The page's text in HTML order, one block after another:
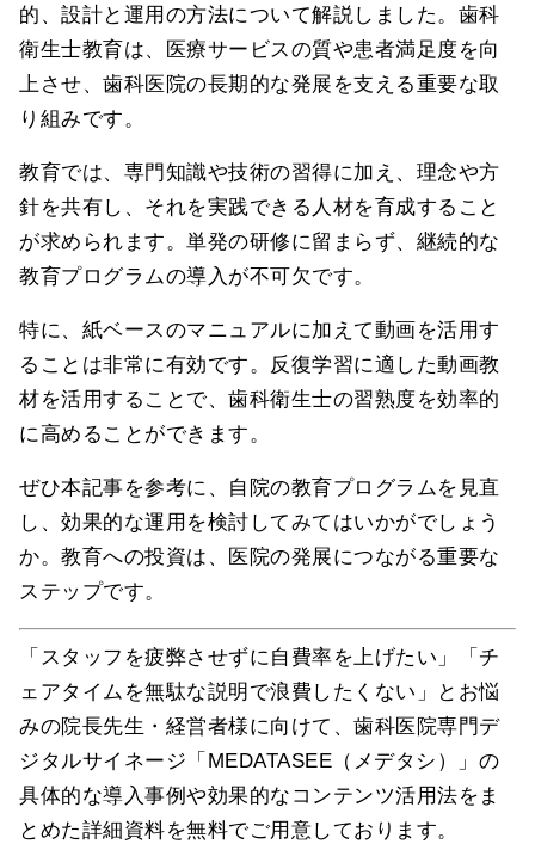
的、設計と運用の方法について解説しました。歯科
衛生士教育は、医療サービスの質や患者満足度を向
上させ、歯科医院の長期的な発展を支える重要な取
り組みです。
教育では、専門知識や技術の習得に加え、理念や方
針を共有し、それを実践できる人材を育成すること
が求められます。単発の研修に留まらず、継続的な
教育プログラムの導入が不可欠です。
特に、紙ベースのマニュアルに加えて動画を活用す
ることは非常に有効です。反復学習に適した動画教
材を活用することで、歯科衛生士の習熟度を効率的
に高めることができます。
ぜひ本記事を参考に、自院の教育プログラムを見直
し、効果的な運用を検討してみてはいかがでしょう
か。教育への投資は、医院の発展につながる重要な
ステップです。
「スタッフを疲弊させずに自費率を上げたい」「チ
ェアタイムを無駄な説明で浪費したくない」とお悩
みの院長先生・経営者様に向けて、歯科医院専門デ
ジタルサイネージ「MEDATASEE（メデタシ）」の
具体的な導入事例や効果的なコンテンツ活用法をま
とめた詳細資料を無料でご用意しております。